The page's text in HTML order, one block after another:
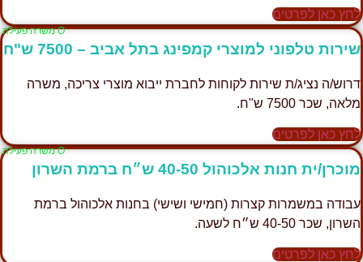
לחץ כאן לפרטים
Ο משרה פעילה
שירות טלפוני למוצרי קמפינג בתל אביב – 7500 ש"ח
דרוש/ה נציג/ת שירות לקוחות לחברת ייבוא מוצרי צריכה, משרה
מלאה, שכר 7500 ש"ח.
לחץ כאן לפרטים
Ο משרה פעילה
מוכרן/ית חנות אלכוהול 40-50 ש״ח ברמת השרון
עבודה במשמרות קצרות (חמישי ושישי) בחנות אלכוהול ברמת
השרון, שכר 40-50 ש״ח לשעה.
לחץ כאן לפרטים